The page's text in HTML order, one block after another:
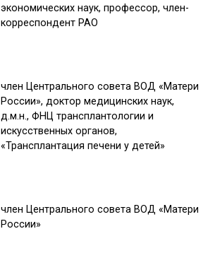
экономических наук, профессор, член-
корреспондент РАО
член Центрального совета ВОД «Матери
России», доктор медицинских наук,
д.м.н., ФНЦ трансплантологии и
искусственных органов,
«Трансплантация печени у детей»
член Центрального совета ВОД «Матери
России»